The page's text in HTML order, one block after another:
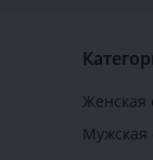
Женская
Мужская